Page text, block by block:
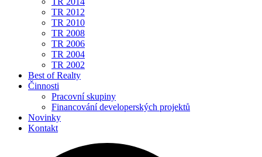
TR 2012
TR 2010
TR 2008
TR 2006
TR 2004
TR 2002
Best of Realty
Činnosti
Pracovní skupiny
Financování developerských projektů
Novinky
Kontakt